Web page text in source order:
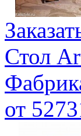
Стол
от